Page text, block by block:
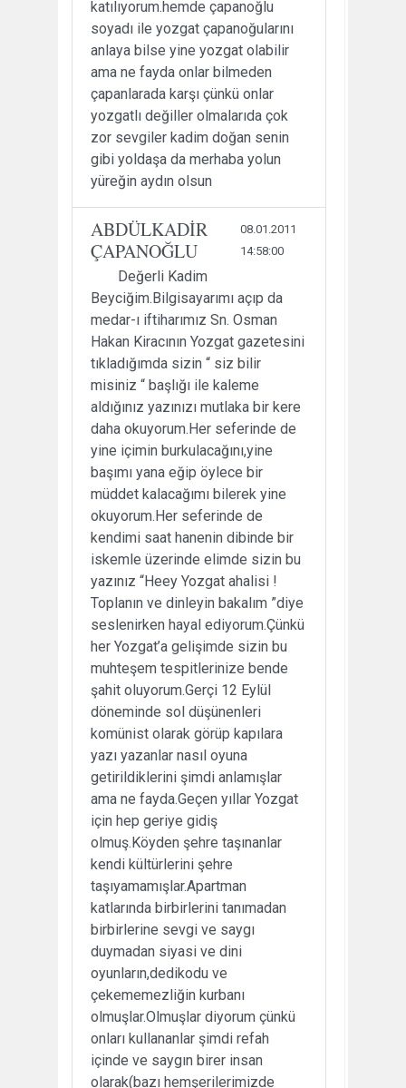
katılıyorum.hemde çapanoğlu
soyadı ile yozgat çapanoğularını
anlaya bilse yine yozgat olabilir
ama ne fayda onlar bilmeden
çapanlarada karşı çünkü onlar
yozgatlı değiller olmalarıda çok
zor sevgiler kadim doğan senin
gibi yoldaşa da merhaba yolun
yüreğin aydın olsun
ABDÜLKADİR
ÇAPANOĞLU
08.01.2011
14:58:00
Değerli Kadim
Beyciğim.Bilgisayarımı açıp da
medar-ı iftiharımız Sn. Osman
Hakan Kiracının Yozgat gazetesini
tıkladığımda sizin “ siz bilir
misiniz “ başlığı ile kaleme
aldığınız yazınızı mutlaka bir kere
daha okuyorum.Her seferinde de
yine içimin burkulacağını,yine
başımı yana eğip öylece bir
müddet kalacağımı bilerek yine
okuyorum.Her seferinde de
kendimi saat hanenin dibinde bir
iskemle üzerinde elimde sizin bu
yazınız “Heey Yozgat ahalisi !
Toplanın ve dinleyin bakalım ”diye
seslenirken hayal ediyorum.Çünkü
her Yozgat’a gelişimde sizin bu
muhteşem tespitlerinize bende
şahit oluyorum.Gerçi 12 Eylül
döneminde sol düşünenleri
komünist olarak görüp kapılara
yazı yazanlar nasıl oyuna
getirildiklerini şimdi anlamışlar
ama ne fayda.Geçen yıllar Yozgat
için hep geriye gidiş
olmuş.Köyden şehre taşınanlar
kendi kültürlerini şehre
taşıyamamışlar.Apartman
katlarında birbirlerini tanımadan
birbirlerine sevgi ve saygı
duymadan siyasi ve dini
oyunların,dedikodu ve
çekememezliğin kurbanı
olmuşlar.Olmuşlar diyorum çünkü
onları kullananlar şimdi refah
içinde ve saygın birer insan
olarak(bazı hemşerilerimizde